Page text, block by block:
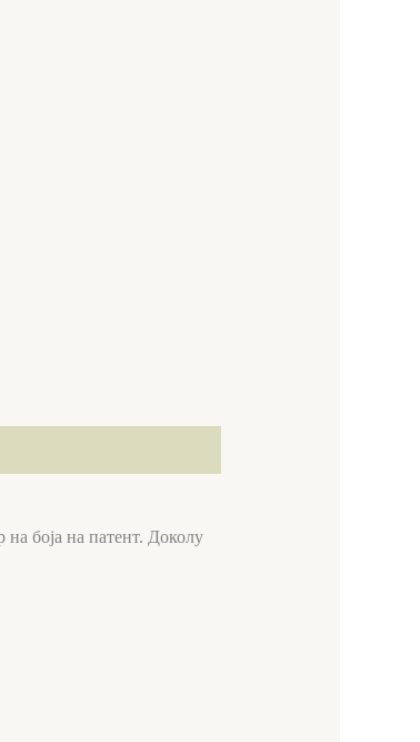
на боја на патент. Доколу